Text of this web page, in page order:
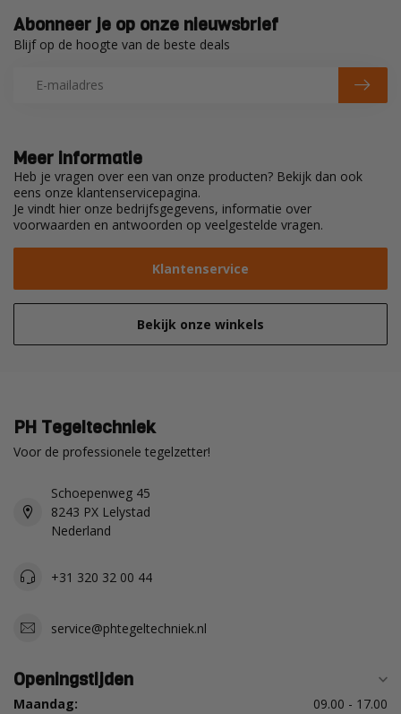
Meer informatie
Heb je vragen over een van onze producten? Bekijk dan ook
eens onze klantenservicepagina.
Je vindt hier onze bedrijfsgegevens, informatie over
voorwaarden en antwoorden op veelgestelde vragen.
Klantenservice
Bekijk onze winkels
Abonneer je op onze nieuwsbrief
Blijf op de hoogte van de beste deals
PH Tegeltechniek
Voor de professionele tegelzetter!
Schoepenweg 45
8243 PX Lelystad
Nederland
+31 320 32 00 44
service@phtegeltechniek.nl
Openingstijden
Maandag:
09.00 - 17.00